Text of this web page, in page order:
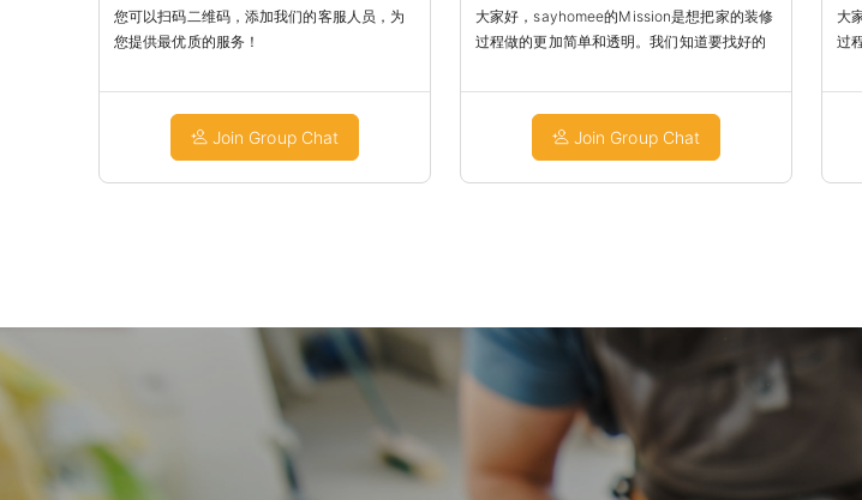
您可以扫码二维码，添加我们的客服人员，为
您提供最优质的服务！
Join Group Chat
大家好，sayhomee的Mission是想把家的装修
过程做的更加简单和透明。我们知道要找好的
大家筛选出了一些很好的师傅放上平台。我们
会慢慢的把装修的种类分清楚以及流程化，并
做到可以网上支付。我们建群的目的主要是想
了解大家对装修的痛点，并且可以互相推荐好
Join Group Chat
大
过
大